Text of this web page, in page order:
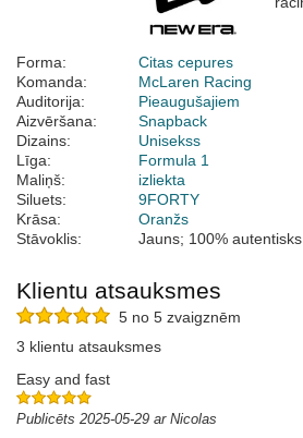
Forma:
Citas cepures
Komanda:
McLaren Racing
Auditorija:
Pieaugušajiem
Aizvēršana:
Snapback
Dizains:
Unisekss
Līga:
Formula 1
Maliņš:
izliekta
Siluets:
9FORTY
Krāsa:
Oranžs
Stāvoklis:
Jauns; 100% autentisks
Klientu atsauksmes
5 no 5 zvaigznēm
3 klientu atsauksmes
Easy and fast
Publicēts 2025-05-29 ar Nicolas